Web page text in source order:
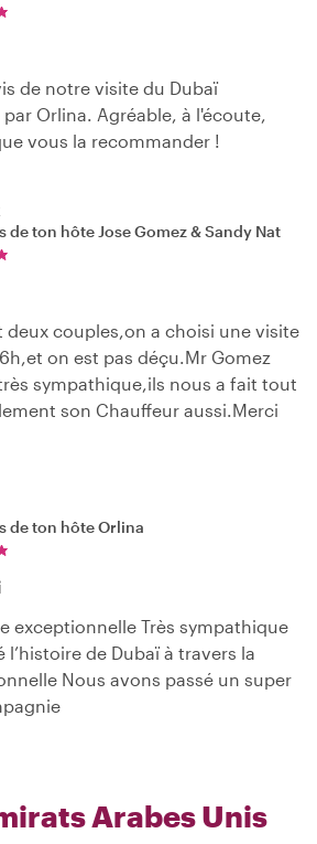
de notre visite du Dubaï
Orlina. Agréable, à l'écoute,
vous la recommander !
de ton hôte Jose Gomez & Sandy Nat
deux couples,on a choisi une visite
on est pas déçu.Mr Gomez
sympathique,ils nous a fait tout
son Chauffeur aussi.Merci
de ton hôteOrlina
exceptionnelle Très sympathique
l’histoire de Dubaï à travers la
Nous avons passé un super
Arabes Unis